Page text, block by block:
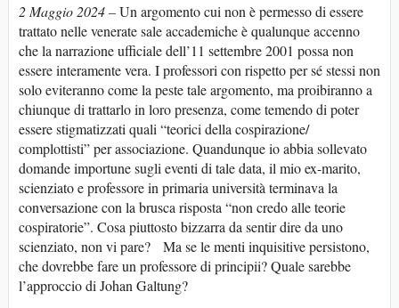
2 Maggio 2024–Un argomento cui non è permesso di essere
trattato nelle venerate sale accademiche è qualunque accenno
che la narrazione ufficiale dell’11 settembre 2001 possa non
essere interamente vera. I professori con rispetto per sé stessi non
solo eviteranno come la peste tale argomento, ma proibiranno a
chiunque di trattarlo in loro presenza, come temendo di poter
essere stigmatizzati quali “teorici della cospirazione/
complottisti” per associazione. Quandunque io abbia sollevato
domande importune sugli eventi di tale data, il mio ex-marito,
scienziato e professore in primaria università terminava la
conversazione con la brusca risposta “non credo alle teorie
cospiratorie”. Cosa piuttosto bizzarra da sentir dire da uno
scienziato, non vi pare? Ma se le menti inquisitive persistono,
che dovrebbe fare un professore di principii? Quale sarebbe
l’approccio di Johan Galtung?